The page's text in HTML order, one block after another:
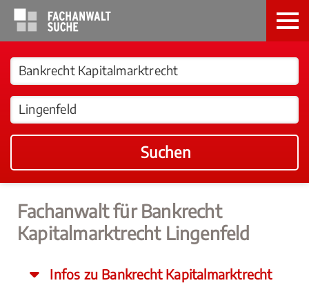
Suchen
Fachanwalt für Bankrecht
Kapitalmarktrecht Lingenfeld
Infos zu Bankrecht Kapitalmarktrecht